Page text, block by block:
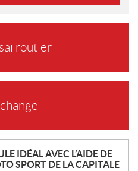
routier
IDÉAL AVEC L’AIDE DE
SPORT DE LA CAPITALE